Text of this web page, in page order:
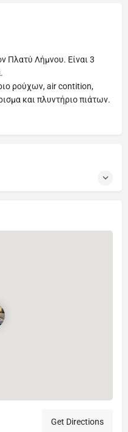
Πλατύ Λήμνου. Είναι 3
ρούχων, air contition,
και πλυντήριο πιάτων.
Get Directions